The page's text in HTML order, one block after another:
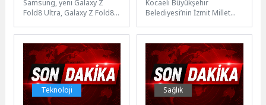
siparişe özel avantajlar
Samsung, yeni Galaxy Z
Fold8 Ultra, Galaxy Z Fold8
için...
üretiyor
Kocaeli Büyükşehir
Belediyesi’nin İzmit Millet
Karneval Çocuk Şenliği’nde
kurulan renkli atölyeler,
çocuklara eğlence...
Teknoloji Sağlık